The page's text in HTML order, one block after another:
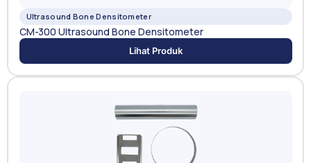
Ultrasound Bone Densitometer
CM-300 Ultrasound Bone Densitometer
Lihat Produk